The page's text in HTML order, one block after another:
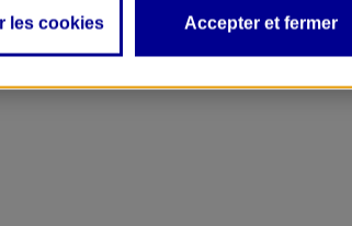
les cookies Accepter et fermer